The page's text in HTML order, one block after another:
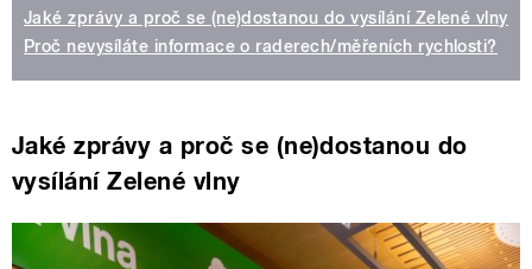
Jaké zprávy a proč se (ne)dostanou do vysílání Zelené vlny
Proč nevysíláte informace o raderech/měřeních rychlosti?
Jaké zprávy a proč se (ne)dostanou do
vysílání Zelené vlny